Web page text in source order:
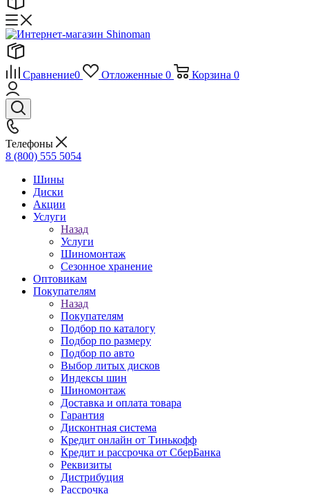
Сравнение0 Отложенные 0 Корзина 0
Телефоны
8 (800) 555 5054
Шины
Диски
Акции
Услуги
Назад
Услуги
Шиномонтаж
Сезонное хранение
Оптовикам
Покупателям
Назад
Покупателям
Подбор по каталогу
Подбор по размеру
Подбор по авто
Выбор литых дисков
Индексы шин
Шиномонтаж
Доставка и оплата товара
Гарантия
Дисконтная система
Кредит онлайн от Тинькофф
Кредит и рассрочка от СберБанка
Реквизиты
Дистрибуция
Рассрочка